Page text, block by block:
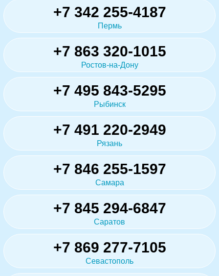
+7 342 255-4187
Пермь
+7 863 320-1015
Ростов-на-Дону
+7 495 843-5295
Рыбинск
+7 491 220-2949
Рязань
+7 846 255-1597
Самара
+7 845 294-6847
Саратов
+7 869 277-7105
Севастополь